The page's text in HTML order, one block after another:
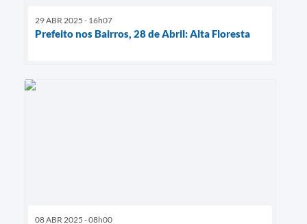
29 ABR 2025 - 16h07
Prefeito nos Bairros, 28 de Abril: Alta Floresta
08 ABR 2025 - 08h00